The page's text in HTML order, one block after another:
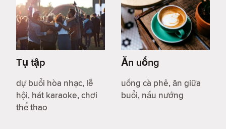
Tụ tập
dự buổi hòa nhạc, lễ
hội, hát karaoke, chơi
thể thao
Ăn uống
uống cà phê, ăn giữa
buổi, nấu nướng